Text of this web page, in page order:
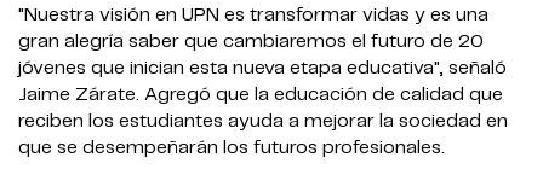
"Nuestra visión en UPN es transformar vidas y es una
gran alegría saber que cambiaremos el futuro de 20
jóvenes que inician esta nueva etapa educativa", señaló
Jaime Zárate. Agregó que la educación de calidad que
reciben los estudiantes ayuda a mejorar la sociedad en
que se desempeñarán los futuros profesionales.